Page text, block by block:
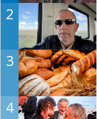
2
3
4